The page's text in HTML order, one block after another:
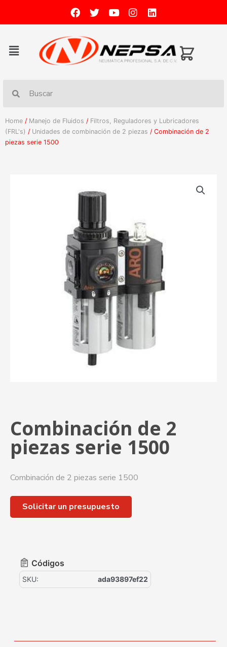
Home / Manejo de Fluidos / Filtros, Reguladores y Lubricadores
(FRL's) / Unidades de combinación de 2 piezas / Combinación de 2
piezas serie 1500
Combinación de 2
piezas serie 1500
Combinación de 2 piezas serie 1500
Solicitar un presupuesto
Códigos
SKU: ada93897ef22